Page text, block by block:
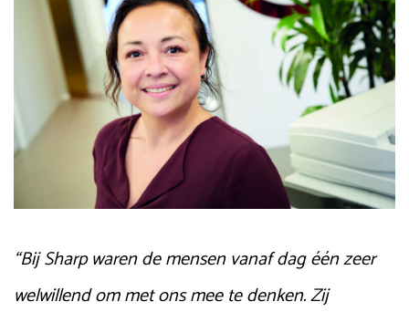
“Bij Sharp waren de mensen vanaf dag één zeer
welwillend om met ons mee te denken. Zij